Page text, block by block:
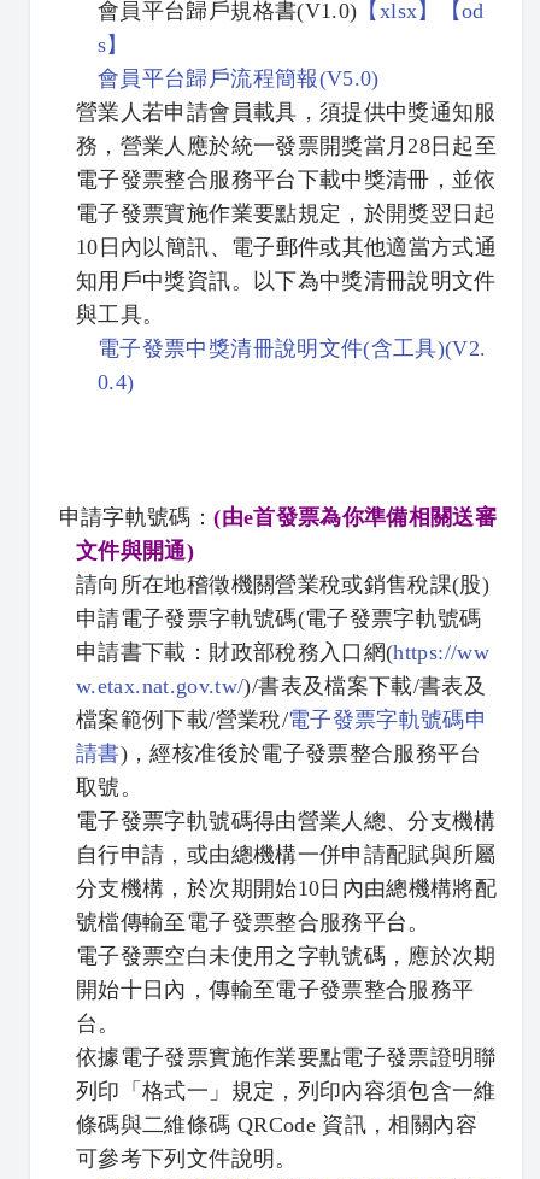
會員平台歸戶規格書(V1.0) 【 xlsx】 【od
s】
會員平台歸戶流程簡報(V5.0)
營業人若申請會員載具，須提供中獎通知服
務，營業人應於統一發票開獎當月28日起至
電子發票整合服務平台下載中獎清冊，並依
電子發票實施作業要點規定，於開獎翌日起
10日內以簡訊、電子郵件或其他適當方式通
知用戶中獎資訊。以下為中獎清冊說明文件
與工具。
電子發票中獎清冊說明文件(含工具)(V2.
0.4)
申請字軌號碼：(由e首發票為你準備相關送審
文件與開通)
請向所在地稽徵機關營業稅或銷售稅課(股)
申請電子發票字軌號碼(電子發票字軌號碼
申請書下載：財政部稅務入口網(https://ww
w.etax.nat.gov.tw/)/書表及檔案下載/書表及
檔案範例下載/營業稅/電子發票字軌號碼申
請書)，經核准後於電子發票整合服務平台
取號。
電子發票字軌號碼得由營業人總、分支機構
自行申請，或由總機構一併申請配賦與所屬
分支機構，於次期開始10日內由總機構將配
號檔傳輸至電子發票整合服務平台。
電子發票空白未使用之字軌號碼，應於次期
開始十日內，傳輸至電子發票整合服務平
台。
依據電子發票實施作業要點電子發票證明聯
列印「格式一」規定，列印內容須包含一維
條碼與二維條碼 QRCode 資訊，相關內容
可參考下列文件說明。